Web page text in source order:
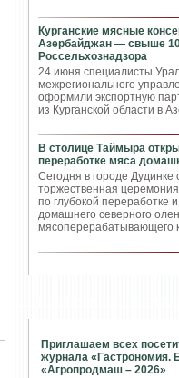
Курганские мясные
Азербайджан — свыше
Россельхознадзора
24 июня специалисты
межрегионального
оформили экспортную
из Курганской области в
В столице Таймыра
переработке мяса
Сегодня в городе Дудинке
торжественная
по глубокой переработке
домашнего северного
мясоперерабатывающего
Приглашаем всех
журнала «Гастрономия.
«Агропродмаш – 2026»